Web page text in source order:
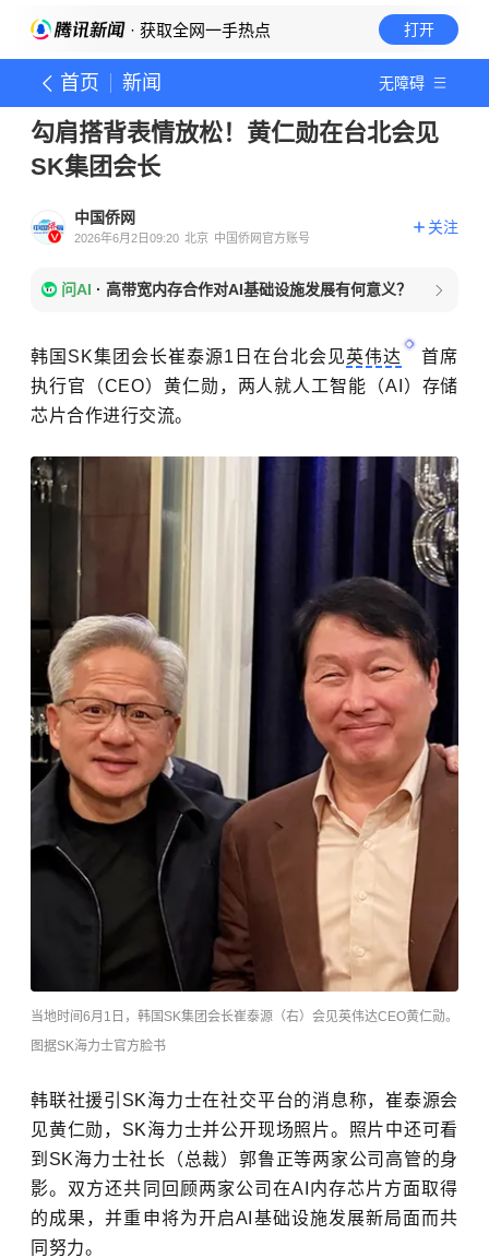
· 获取全网一手热点 打开
首页 新闻 无障碍
勾肩搭背表情放松！黄仁勋在台北会见
SK集团会长
中国侨网
2026年6月2日09:20 北京 中国侨网官方账号
关注
问AI · 高带宽内存合作对AI基础设施发展有何意义？
韩国SK集团会长崔泰源1日在台北会见英伟达
首席
执行官（CEO）黄仁勋，两人就人工智能（AI）存储
芯片合作进行交流。
当地时间6月1日，韩国SK集团会长崔泰源（右）会见英伟达CEO黄仁勋。
图据SK海力士官方脸书
韩联社援引SK海力士在社交平台的消息称，崔泰源会
见黄仁勋，SK海力士并公开现场照片。照片中还可看
到SK海力士社长（总裁）郭鲁正等两家公司高管的身
影。双方还共同回顾两家公司在AI内存芯片方面取得
的成果，并重申将为开启AI基础设施发展新局面而共
同努力。